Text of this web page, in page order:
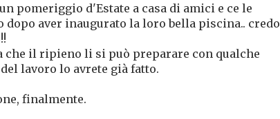
pomeriggio d'Estate a casa di amici e ce le
aver inaugurato la loro bella piscina.. credo
che il ripieno li si può preparare con qualche
lavoro lo avrete già fatto.
finalmente.